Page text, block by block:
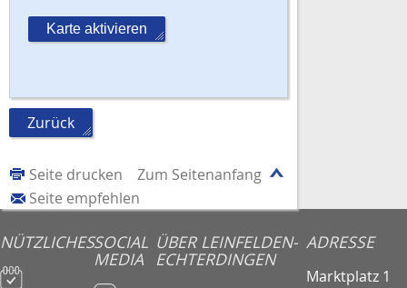
Karte aktivieren
Zurück
Zum Seitenanfang
Seite drucken
Seite empfehlen
NÜTZLICHESSOCIAL
MEDIA
ÜBER LEINFELDEN-
ECHTERDINGEN
ADRESSE
Marktplatz 1